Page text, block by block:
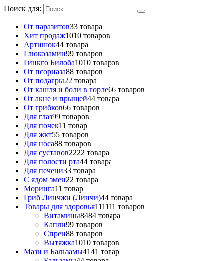
Поиск для:
От паразитов33 товара
Хит продаж1010 товаров
Артишок44 товара
Глюкозамин99 товаров
Гинкго Билоба1010 товаров
От псориаза88 товаров
От подагры22 товара
От кашля и боли в горле66 товаров
От акне и прыщей44 товара
От грибков66 товаров
Для глаз99 товаров
Для почек11 товар
Для жкт55 товаров
Для носа88 товаров
Для суставов2222 товара
Для полости рта44 товара
Для печени33 товара
С ядом змеи22 товара
Моринга11 товар
Гриб Линчжи (Линчи)44 товара
Товары для здоровья111111 товаров
Витамины8484 товара
Капли99 товаров
Спреи88 товаров
Вытяжка1010 товаров
Мази и Бальзамы4141 товар